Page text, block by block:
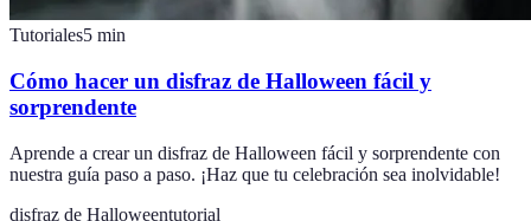
Tutoriales5 min
Cómo hacer un disfraz de Halloween fácil y
sorprendente
Aprende a crear un disfraz de Halloween fácil y sorprendente con
nuestra guía paso a paso. ¡Haz que tu celebración sea inolvidable!
disfraz de Halloweentutorial